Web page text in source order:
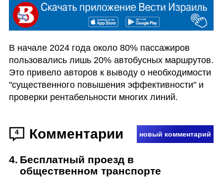
В начале 2024 года около 80% пассажиров
пользовались лишь 20% автобусных маршрутов.
Это привело авторов к выводу о необходимости
"существенного повышения эффективности" и
проверки рентабельности многих линий.
4 Комментарии новый комментарий
4. Бесплатный проезд в
общественном транспорте